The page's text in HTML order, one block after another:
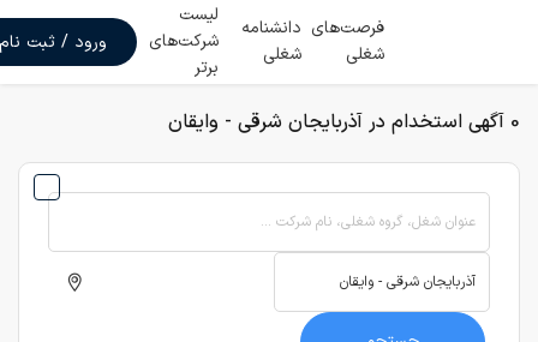
فرصت‌های
شغلی
دانشنامه
شغلی
لیست
شرکت‌های
برتر
ورود / ثبت نام
0 آگهی استخدام در آذربایجان شرقی - وایقان
عنوان شغل، گروه شغلی، نام شرکت ...